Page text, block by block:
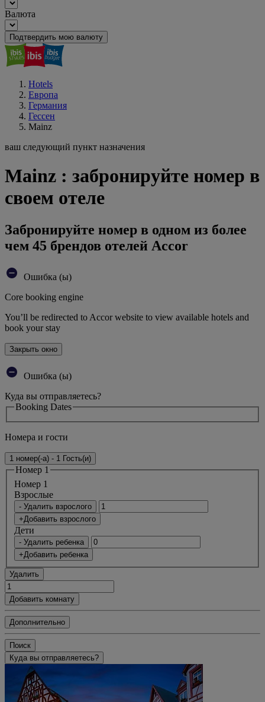
Валюта
Подтвердить мою валюту
Hotels
Европа
Германия
Гессен
Mainz
ваш следующий пункт назначения
Mainz : забронируйте номер в
своем отеле
Забронируйте номер в одном из более
чем 45 брендов отелей Accor
Ошибка (ы)
Core booking engine
You’ll be redirected to Accor website to view available hotels and
book your stay
Закрыть окно
Ошибка (ы)
Куда вы отправляетесь?
Booking Dates
Номера и гости
1 номер(-а) - 1 Гость(и)
Номер 1
Номер 1
Bзрослые
- Удалить взрослого
+Добавить взрослого
Дети
- Удалить ребенка
+Добавить ребенка
Удалить
Добавить комнату
Дополнительно
Поиск
Куда вы отправляетесь?